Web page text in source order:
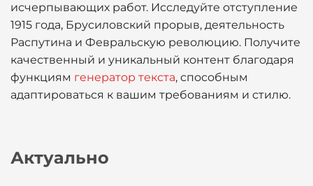
исчерпывающих работ. Исследуйте отступление
1915 года, Брусиловский прорыв, деятельность
Распутина и Февральскую революцию. Получите
качественный и уникальный контент благодаря
функциям генератор текста, способным
адаптироваться к вашим требованиям и стилю.
Актуально